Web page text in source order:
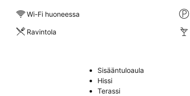
Wi-Fi huoneessa
Ravintola
Sisääntuloaula
Hissi
Terassi